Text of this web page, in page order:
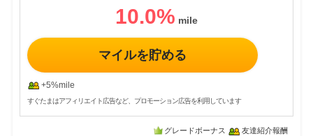
10.0%
マイルを貯める
+5%mile
すぐたまはアフィリエイト広告など、プロモーション広告を利用しています
グレードボーナス 友達紹介報酬